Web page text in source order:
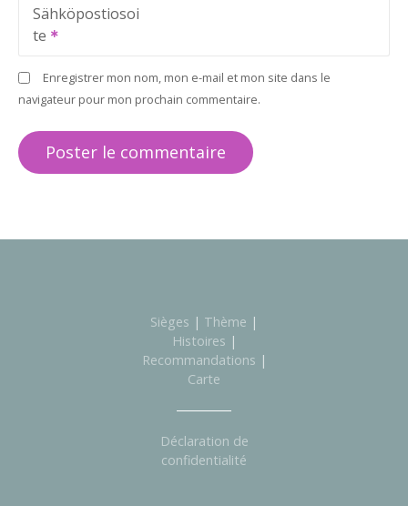
Sähköpostiosoi
te
Enregistrer mon nom, mon e-mail et mon site dans le
navigateur pour mon prochain commentaire.
Sièges | Thème |
Histoires |
Recommandations |
Carte
Déclaration de
confidentialité